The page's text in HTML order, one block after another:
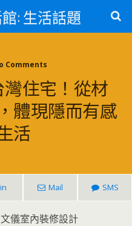
館: 生活話題
Comments
住宅！從材
體現隱而有感
活
Mail SMS
儀室內裝修設計